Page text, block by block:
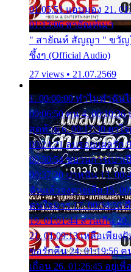
01:05:51 แอบมอง 21.
01:13:06 สายัณห์เมา
" สายัณห์ สัญญา " ขวัญใ
ซึ้งๆ (Official Audio)
27 views • 21.07.2569
1. 00:00:00 ทำไมทำฉัน
00:06:50 คน 4.
สุดท้าย 6. 00:17:30 ยาใ
00:24:21 ลบรอยแผลรัก
00:30:54 ขบวนการเปาเ
00:37:20 ปาหนัน 13.
ฉันแล้วจงตายเสีย 15.
คนใจมาร 17. 00:54:50
19. 01:01:44 ส่วนเกิน
21. 01:09:13 เหลือเพียงฝั
ขอรักคืน 24. 01:19:56 ค
เถื่อน 26. 01:26:45 อยู่เพื่